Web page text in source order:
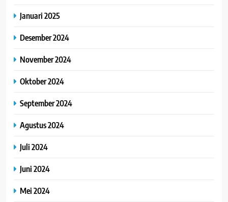
Januari 2025
Desember 2024
November 2024
Oktober 2024
September 2024
Agustus 2024
Juli 2024
Juni 2024
Mei 2024